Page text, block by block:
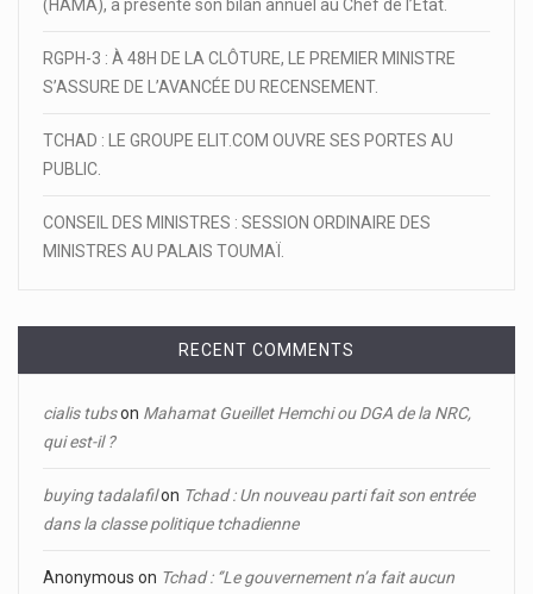
(HAMA), a présenté son bilan annuel au Chef de l’État.
RGPH-3 : À 48H DE LA CLÔTURE, LE PREMIER MINISTRE
S’ASSURE DE L’AVANCÉE DU RECENSEMENT.
TCHAD : LE GROUPE ELIT.COM OUVRE SES PORTES AU
PUBLIC.
CONSEIL DES MINISTRES : SESSION ORDINAIRE DES
MINISTRES AU PALAIS TOUMAÏ.
RECENT COMMENTS
cialis tubson Mahamat Gueillet Hemchi ou DGA de la NRC,
qui est-il ?
buying tadalafilon Tchad : Un nouveau parti fait son entrée
dans la classe politique tchadienne
Anonymous on Tchad : ‘’Le gouvernement n’a fait aucun